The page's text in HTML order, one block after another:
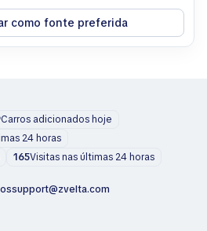
como fonte preferida
Carros adicionados hoje
24 horas
165Visitas nas últimas 24 horas
support@zvelta.com